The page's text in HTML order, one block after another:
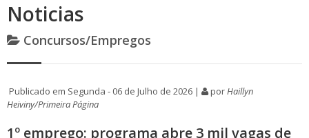
Noticias
Concursos/Empregos
Publicado em Segunda - 06 de Julho de 2026 | porHaillyn
Heiviny/Primeira Página
1º emprego: programa abre 3 mil vagas de